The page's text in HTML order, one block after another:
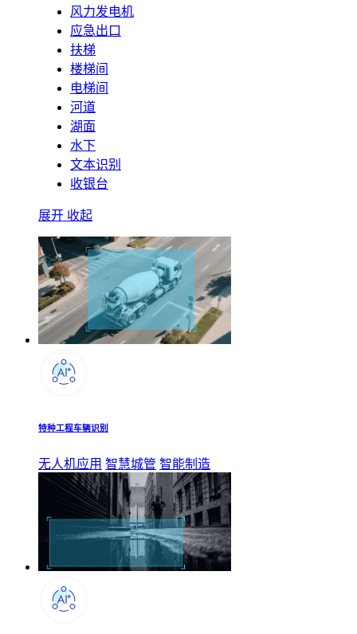
风力发电机
应急出口
扶梯
楼梯间
电梯间
河道
湖面
水下
文本识别
收银台
展开 收起
特种工程车辆识别
无人机应用 智慧城管 智能制造